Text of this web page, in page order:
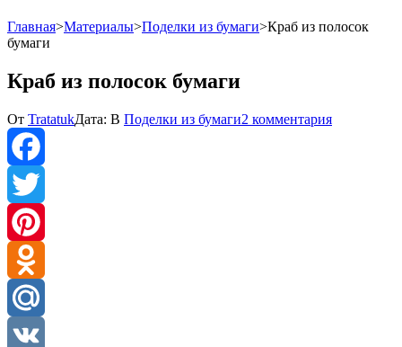
Главная>Материалы>Поделки из бумаги>Краб из полосок
бумаги
Краб из полосок бумаги
От TratatukДата: В Поделки из бумаги2 комментарияк
Facebook
Twitter
Pinterest
Odnoklassniki
Mail.Ru